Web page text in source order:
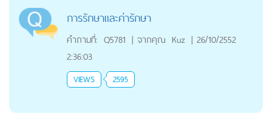
การรักษาและค่ารักษา
คำถามที่: Q5781 | จากคุณ Kuz | 26/10/2552
2:36:03
VIEWS 2595